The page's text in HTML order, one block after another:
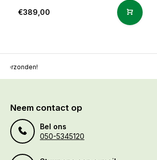
€389,00
verzonden!
Neem contact op
Bel ons
050-5345120